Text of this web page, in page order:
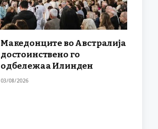
Македонците во Австралија
достоинствено го
одбележаа Илинден
03/08/2026